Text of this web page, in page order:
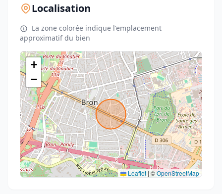
Localisation
La zone colorée indique l'emplacement
approximatif du bien
+
−
Leaflet |©OpenStreetMap